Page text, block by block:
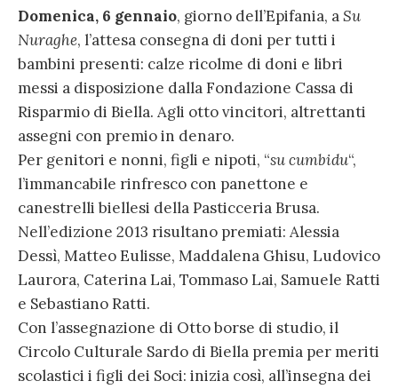
Domenica, 6 gennaio, giorno dell’Epifania, aSu
Nuraghe, l’attesa consegna di doni per tutti i
bambini presenti: calze ricolme di doni e libri
messi a disposizione dalla Fondazione Cassa di
Risparmio di Biella. Agli otto vincitori, altrettanti
assegni con premio in denaro.
Per genitori e nonni, figli e nipoti, “su cumbidu“,
l’immancabile rinfresco con panettone e
canestrelli biellesi della Pasticceria Brusa.
Nell’edizione 2013 risultano premiati: Alessia
Dessì, Matteo Eulisse, Maddalena Ghisu, Ludovico
Laurora, Caterina Lai, Tommaso Lai, Samuele Ratti
e Sebastiano Ratti.
Con l’assegnazione di Otto borse di studio, il
Circolo Culturale Sardo di Biella premia per meriti
scolastici i figli dei Soci: inizia così, all’insegna dei